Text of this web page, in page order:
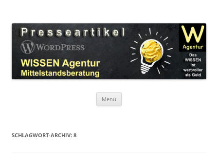
Agentur
Menü
SCHLAGWORT-ARCHIV: 8